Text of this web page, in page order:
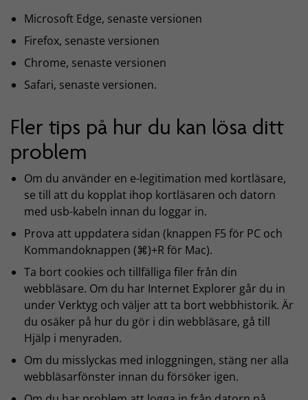
Microsoft Edge, senaste versionen
Firefox, senaste versionen
Chrome, senaste versionen
Safari, senaste versionen.
Fler tips på hur du kan lösa ditt
problem
Om du använder en e-legitimation med kortläsare,
se till att du kopplat ihop kortläsaren och datorn
med usb-kabeln innan du loggar in.
Prova att uppdatera sidan (knappen F5 för PC och
Kommandoknappen (⌘)+R för Mac).
Ta bort cookies och tillfälliga filer från din
webbläsare. Om du har Internet Explorer går du in
under Verktyg och väljer att ta bort webbhistorik. Är
du osäker på hur du gör i din webbläsare, gå till
Hjälp i menyraden.
Om du misslyckas med inloggningen, stäng ner alla
webbläsarfönster innan du försöker igen.